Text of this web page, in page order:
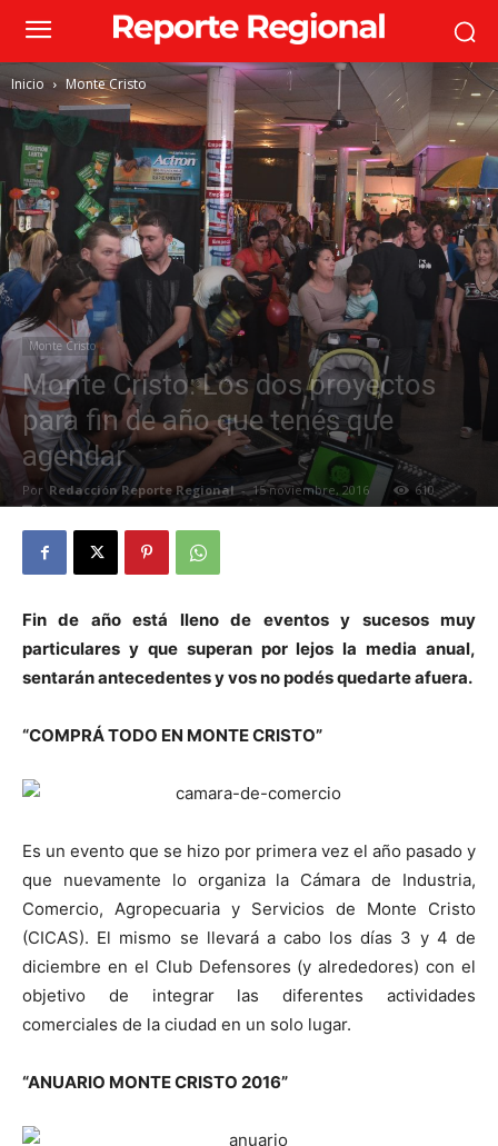
Inicio Monte Cristo
Monte Cristo
Monte Cristo: Los dos proyectos
para fin de año que tenés que
agendar
Por Redacción Reporte Regional - 15 noviembre, 2016
610
0
Fin de año está lleno de eventos y sucesos muy
particulares y que superan por lejos la media anual,
sentarán antecedentes y vos no podés quedarte afuera.
“COMPRÁ TODO EN MONTE CRISTO”
Es un evento que se hizo por primera vez el año pasado y
que nuevamente lo organiza la Cámara de Industria,
Comercio, Agropecuaria y Servicios de Monte Cristo
(CICAS). El mismo se llevará a cabo los días 3 y 4 de
diciembre en el Club Defensores (y alrededores) con el
objetivo de integrar las diferentes actividades
comerciales de la ciudad en un solo lugar.
“ANUARIO MONTE CRISTO 2016”